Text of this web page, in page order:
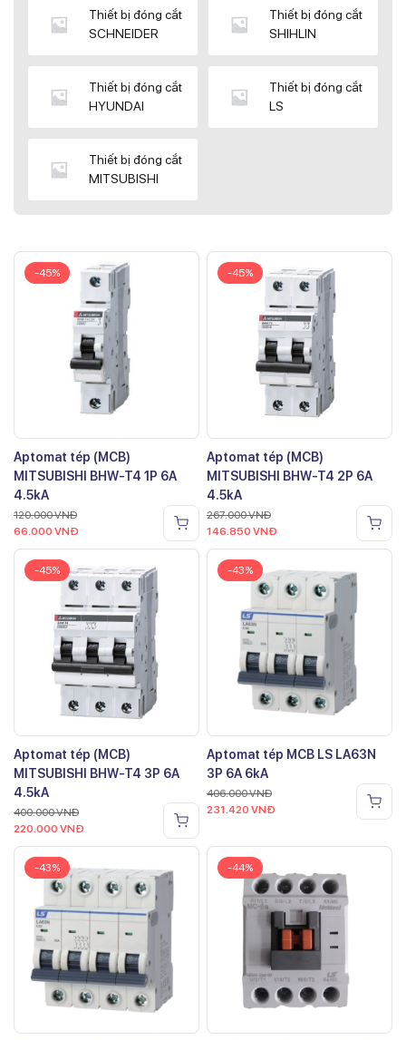
Thiết bị đóng cắt
SCHNEIDER
Thiết bị đóng cắt
SHIHLIN
Thiết bị đóng cắt
HYUNDAI
Thiết bị đóng cắt
LS
Thiết bị đóng cắt
MITSUBISHI
-45%
Aptomat tép (MCB)
MITSUBISHI BHW-T4 1P 6A
4.5kA
120.000VNĐ
66.000 VNĐ
-45%
Aptomat tép (MCB)
MITSUBISHI BHW-T4 2P 6A
4.5kA
267.000VNĐ
146.850 VNĐ
-45%
Aptomat tép (MCB)
MITSUBISHI BHW-T4 3P 6A
4.5kA
400.000VNĐ
220.000 VNĐ
-43%
Aptomat tép MCB LS LA63N
3P 6A 6kA
406.000VNĐ
231.420 VNĐ
-43% -44%